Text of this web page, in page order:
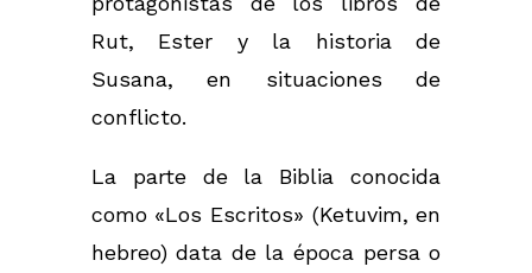
Rut, Ester y la historia de
Susana, en situaciones de
conflicto.
La parte de la Biblia conocida
como «Los Escritos» (Ketuvim, en
hebreo) data de la época persa o